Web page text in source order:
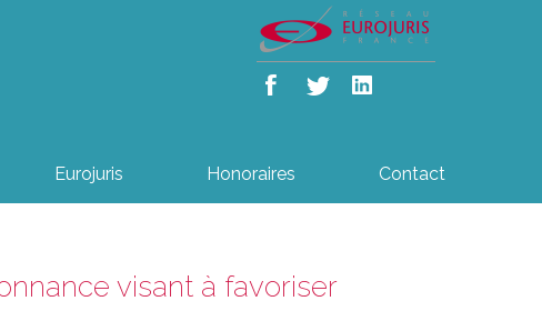
Eurojuris Honoraires Contact
visant à favoriser